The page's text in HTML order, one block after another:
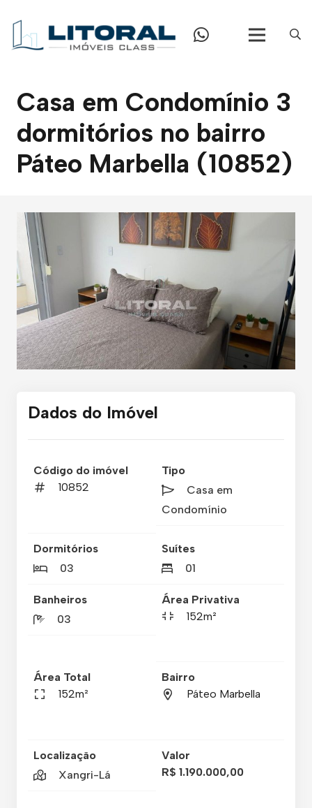
Casa em Condomínio 3
dormitórios no bairro
Páteo Marbella (10852)
Dados do Imóvel
Código do imóvel
10852
Tipo
Casa em
Condomínio
Dormitórios
03
Suítes
01
Banheiros
03
Área Privativa
152m²
Área Total
152m²
Bairro
Páteo Marbella
Localização
Xangri-Lá
Valor
R$ 1.190.000,00